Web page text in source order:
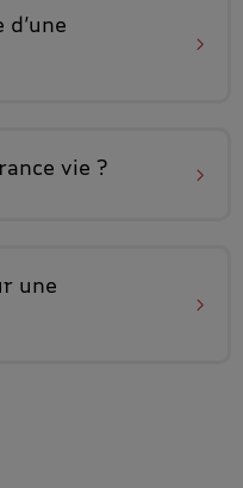
vie ?
une